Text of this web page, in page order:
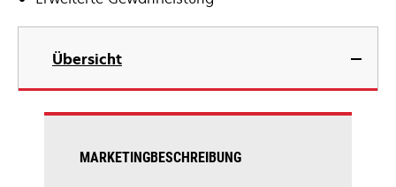
Übersicht
MARKETINGBESCHREIBUNG